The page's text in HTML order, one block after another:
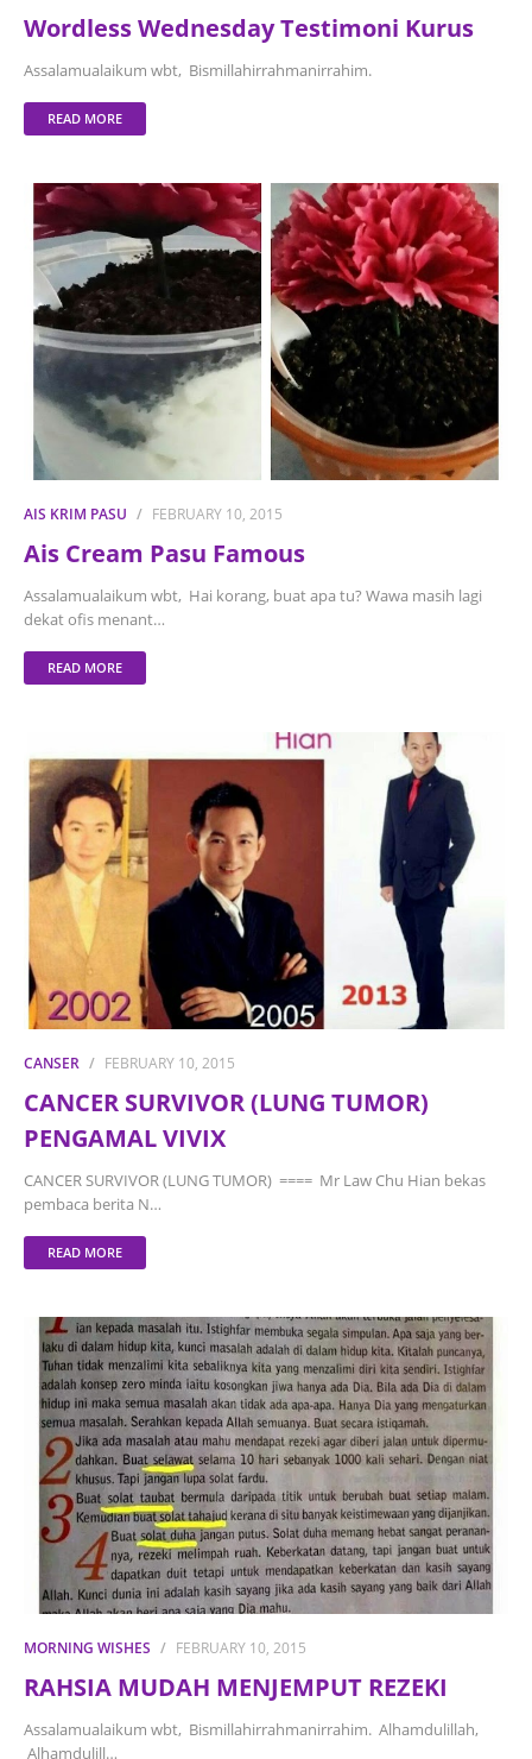
Wordless Wednesday Testimoni Kurus
Assalamualaikum wbt, Bismillahirrahmanirrahim.
READ MORE
AIS KRIM PASU FEBRUARY 10, 2015
Ais Cream Pasu Famous
Assalamualaikum wbt, Hai korang, buat apa tu? Wawa masih lagi
dekat ofis menant…
READ MORE
CANSER FEBRUARY 10, 2015
CANCER SURVIVOR (LUNG TUMOR)
PENGAMAL VIVIX
CANCER SURVIVOR (LUNG TUMOR) ==== Mr Law Chu Hian bekas
pembaca berita N…
READ MORE
MORNING WISHES FEBRUARY 10, 2015
RAHSIA MUDAH MENJEMPUT REZEKI
Assalamualaikum wbt, Bismillahirrahmanirrahim. Alhamdulillah,
Alhamdulill…